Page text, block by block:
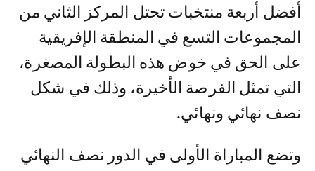
أفضل أربعة منتخبات تحتل المركز الثاني من
المجموعات التسع في المنطقة الإفريقية
على الحق في خوض هذه البطولة المصغرة،
التي تمثل الفرصة الأخيرة، وذلك في شكل
نصف نهائي ونهائي.
وتضع المباراة الأولى في الدور نصف النهائي